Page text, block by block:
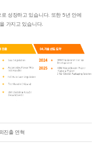
성장하고 있습니다. 또한 5년 안에
가지고 있습니다.
진출 연혁